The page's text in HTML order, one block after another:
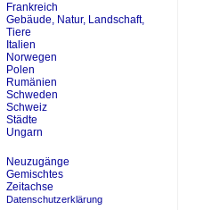
Frankreich
Gebäude, Natur, Landschaft,
Tiere
Italien
Norwegen
Polen
Rumänien
Schweden
Schweiz
Städte
Ungarn
Neuzugänge
Gemischtes
Zeitachse
Datenschutzerklärung